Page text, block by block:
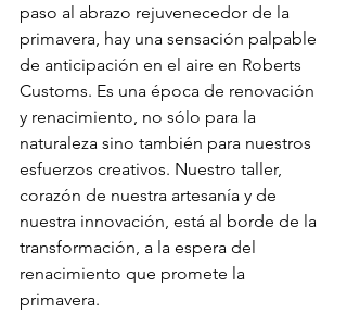
paso al abrazo rejuvenecedor de la
primavera, hay una sensación palpable
de anticipación en el aire en Roberts
Customs. Es una época de renovación
y renacimiento, no sólo para la
naturaleza sino también para nuestros
esfuerzos creativos. Nuestro taller,
corazón de nuestra artesanía y de
nuestra innovación, está al borde de la
transformación, a la espera del
renacimiento que promete la
primavera.